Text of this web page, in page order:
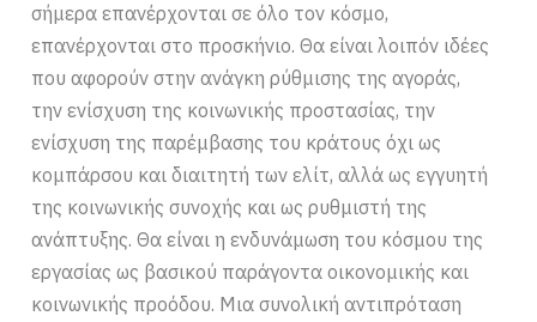
σήμερα επανέρχονται σε όλο τον κόσμο,
επανέρχονται στο προσκήνιο. Θα είναι λοιπόν ιδέες
που αφορούν στην ανάγκη ρύθμισης της αγοράς,
την ενίσχυση της κοινωνικής προστασίας, την
ενίσχυση της παρέμβασης του κράτους όχι ως
κομπάρσου και διαιτητή των ελίτ, αλλά ως εγγυητή
της κοινωνικής συνοχής και ως ρυθμιστή της
ανάπτυξης. Θα είναι η ενδυνάμωση του κόσμου της
εργασίας ως βασικού παράγοντα οικονομικής και
κοινωνικής προόδου. Μια συνολική αντιπρόταση